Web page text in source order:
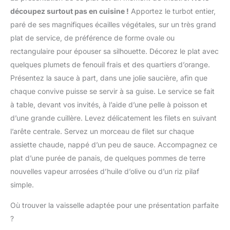
teneur en matières
grasses tel que préparé.
NutriScore B en base de
cuisson, NutriScore C en
préparé.
CONDITIONNEMENT:
Pot et couvercle en
plastique Polypropylène
recyclables.
nutritifs et sûrs. Avec ce
coupe-légumes à
mandoline, vous pouvez
être sûr de préparer des
créatifs pour votre
famille. Utilisation
Multifonctionnelle - Le
coupe légumes peut
râper, réduire en purée,
non seulement pour
couper les légumes, mais
aussi pour préparer des
alimentaires pour bébés ;
le panier d'égouttage
fraîcheur peuvent être
mm – Cette mandoline
de trois réglages
d’épaisseur pour
répondre à différents
besoins. Choisissez des
moyennes (2 mm) ou
épaisses (4 mm) selon
les ingrédients et les
recettes. Afin de
s’adapter à différents
ingrédients et types de
préparation, pour une
préparation plus efficace
et flexible Préparation
sur une planche à
découpez surtout pas en cuisine ! Apportez le turbot entier,
paré de ses magnifiques écailles végétales, sur un très grand
plat de service, de préférence de forme ovale ou
rectangulaire pour épouser sa silhouette. Décorez le plat avec
quelques plumets de fenouil frais et des quartiers d’orange.
Présentez la sauce à part, dans une jolie saucière, afin que
chaque convive puisse se servir à sa guise. Le service se fait
à table, devant vos invités, à l’aide d’une pelle à poisson et
d’une grande cuillère. Levez délicatement les filets en suivant
l’arête centrale. Servez un morceau de filet sur chaque
assiette chaude, nappé d’un peu de sauce. Accompagnez ce
plat d’une purée de panais, de quelques pommes de terre
nouvelles vapeur arrosées d’huile d’olive ou d’un riz pilaf
simple.
Où trouver la vaisselle adaptée pour une présentation parfaite
?